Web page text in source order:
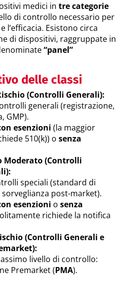
medici in tre categorie
di controllo necessario per
l’efficacia. Esistono circa
di dispositivi, raggruppate in
“panel”
delle classi
(Controlli Generali):
generali (registrazione,
GMP).
esenzioni (la maggior
510(k)) o senza
Moderato (Controlli
speciali (standard di
post-market).
esenzioni o senza
richiede la notifica
(Controlli Generali e
livello di controllo:
Premarket (PMA).